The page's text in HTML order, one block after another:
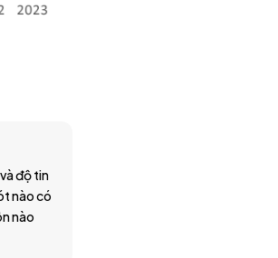
độ tin
nào có
nào